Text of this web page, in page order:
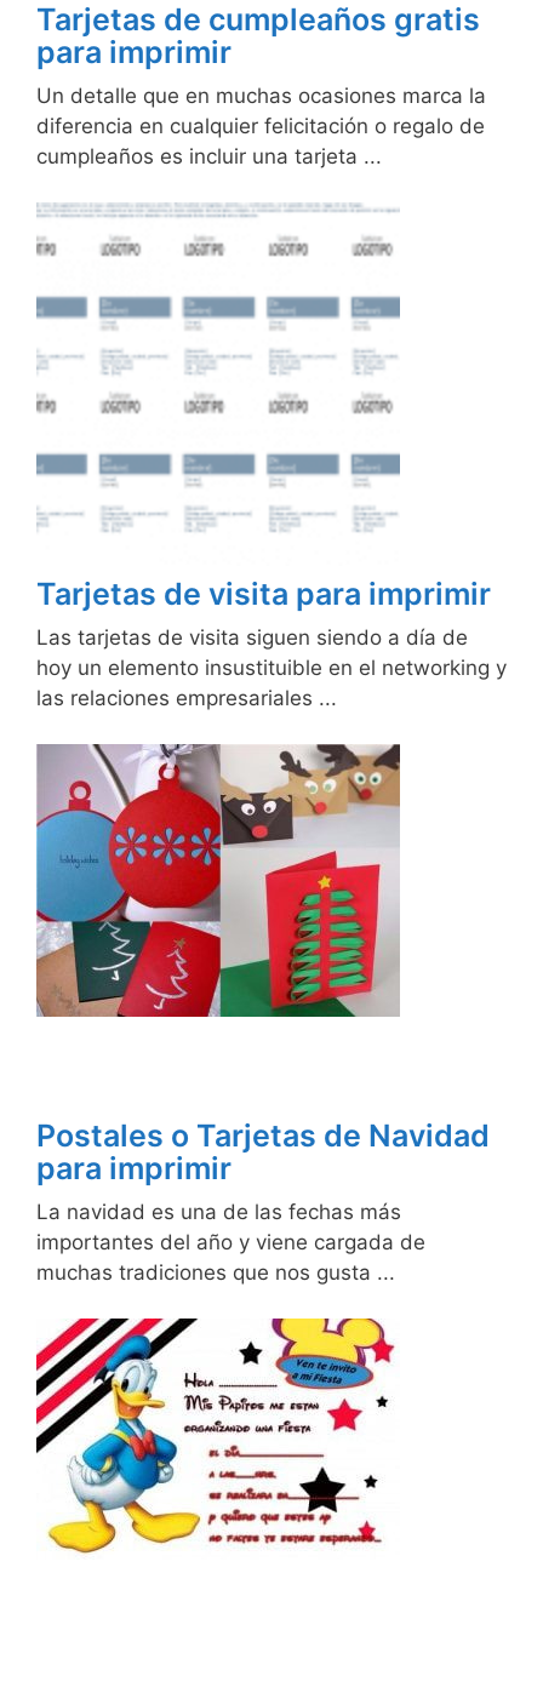
Tarjetas de cumpleaños gratis
para imprimir
Un detalle que en muchas ocasiones marca la
diferencia en cualquier felicitación o regalo de
cumpleaños es incluir una tarjeta ...
Tarjetas de visita para imprimir
Las tarjetas de visita siguen siendo a día de
hoy un elemento insustituible en el networking y
las relaciones empresariales ...
Postales o Tarjetas de Navidad
para imprimir
La navidad es una de las fechas más
importantes del año y viene cargada de
muchas tradiciones que nos gusta ...